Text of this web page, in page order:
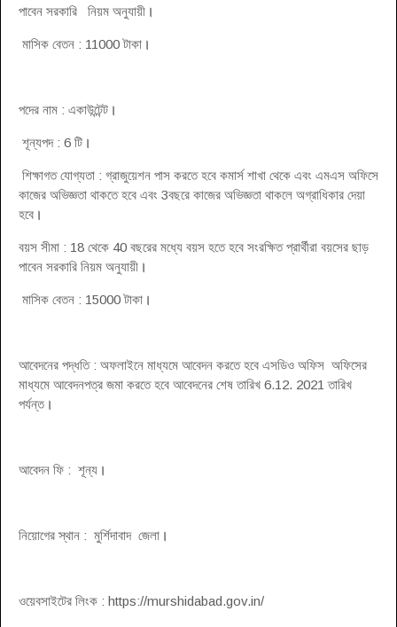
পাবেন সরকারি নিয়ম অনুযায়ী ।
মাসিক বেতন : 11000 টাকা ।
পদের নাম : একাউন্টেন্ট ।
শূন্যপদ : 6 টি ।
শিক্ষাগত যোগ্যতা : গ্রাজুয়েশন পাস করতে হবে কমার্স শাখা থেকে এবং এমএস অফিসে
কাজের অভিজ্ঞতা থাকতে হবে এবং 3বছরে কাজের অভিজ্ঞতা থাকলে অগ্রাধিকার দেয়া
হবে ।
বয়স সীমা : 18 থেকে 40 বছরের মধ্যে বয়স হতে হবে সংরক্ষিত প্রার্থীরা বয়সের ছাড়
পাবেন সরকারি নিয়ম অনুযায়ী ।
মাসিক বেতন : 15000 টাকা ।
আবেদনের পদ্ধতি : অফলাইনে মাধ্যমে আবেদন করতে হবে এসডিও অফিস অফিসের
মাধ্যমে আবেদনপত্র জমা করতে হবে আবেদনের শেষ তারিখ 6.12. 2021 তারিখ
পর্যন্ত ।
আবেদন ফি : শূন্য ।
নিয়োগের স্থান : মুর্শিদাবাদ জেলা ।
ওয়েবসাইটের লিংক : https://murshidabad.gov.in/